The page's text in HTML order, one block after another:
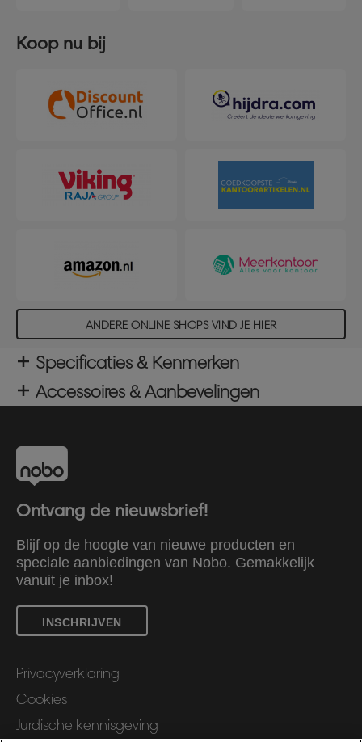
Koop nu bij
ANDERE ONLINE SHOPS VIND JE HIER
Specificaties & Kenmerken
Accessoires & Aanbevelingen
Ontvang de nieuwsbrief!
Blijf op de hoogte van nieuwe producten en
speciale aanbiedingen van Nobo. Gemakkelijk
vanuit je inbox!
INSCHRIJVEN
Privacyverklaring
Cookies
Jurdische kennisgeving